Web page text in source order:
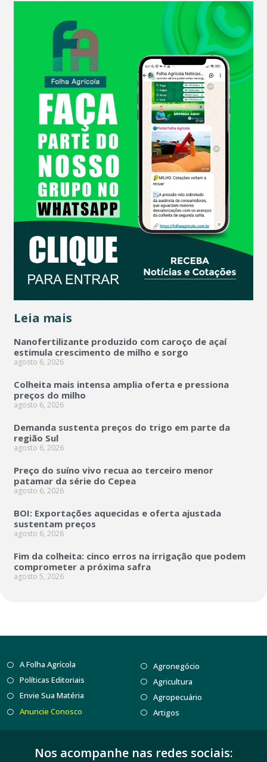
Leia mais
Nanofertilizante produzido com caroço de açaí
estimula crescimento de milho e sorgo
agosto 6, 2026
Colheita mais intensa amplia oferta e pressiona
preços do milho
agosto 6, 2026
Demanda sustenta preços do trigo em parte da
região Sul
agosto 6, 2026
Preço do suíno vivo recua ao terceiro menor
patamar da série do Cepea
agosto 6, 2026
BOI: Exportações aquecidas e oferta ajustada
sustentam preços
agosto 6, 2026
Fim da colheita: cinco erros na irrigação que podem
comprometer a próxima safra
agosto 5, 2026
A Folha Agrícola
Políticas Editoriais
Envie Sua Matéria
Anuncie Conosco
Agronegócio
Agricultura
Agropecuário
Artigos
Nos acompanhe nas redes sociais: